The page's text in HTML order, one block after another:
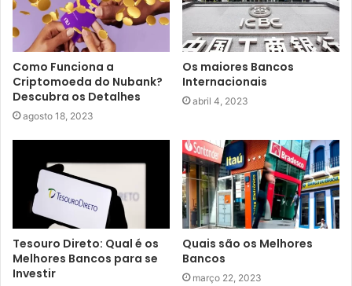
Como Funciona a
Criptomoeda do Nubank?
Descubra os Detalhes
agosto 18, 2023
Os maiores Bancos
Internacionais
abril 4, 2023
Tesouro Direto: Qual é os
Melhores Bancos para se
Investir
Quais são os Melhores
Bancos
março 22, 2023